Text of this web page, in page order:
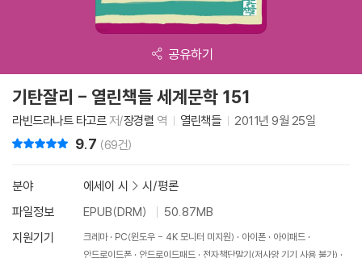
공유하기
기탄잘리 - 열린책들 세계문학 151
라빈드라나트 타고르 저/장경렬 역 열린책들 2011년 9월 25일
9.7 (69건)
분야 에세이 시 > 시/평론
파일정보
EPUB(DRM)
50.87MB
지원기기
크레마 PC(윈도우 - 4K 모니터 미지원) 아이폰
아이패드
안드로이드폰
안드로이드패드
전자책단말기(저사양 기기 사용 불가)